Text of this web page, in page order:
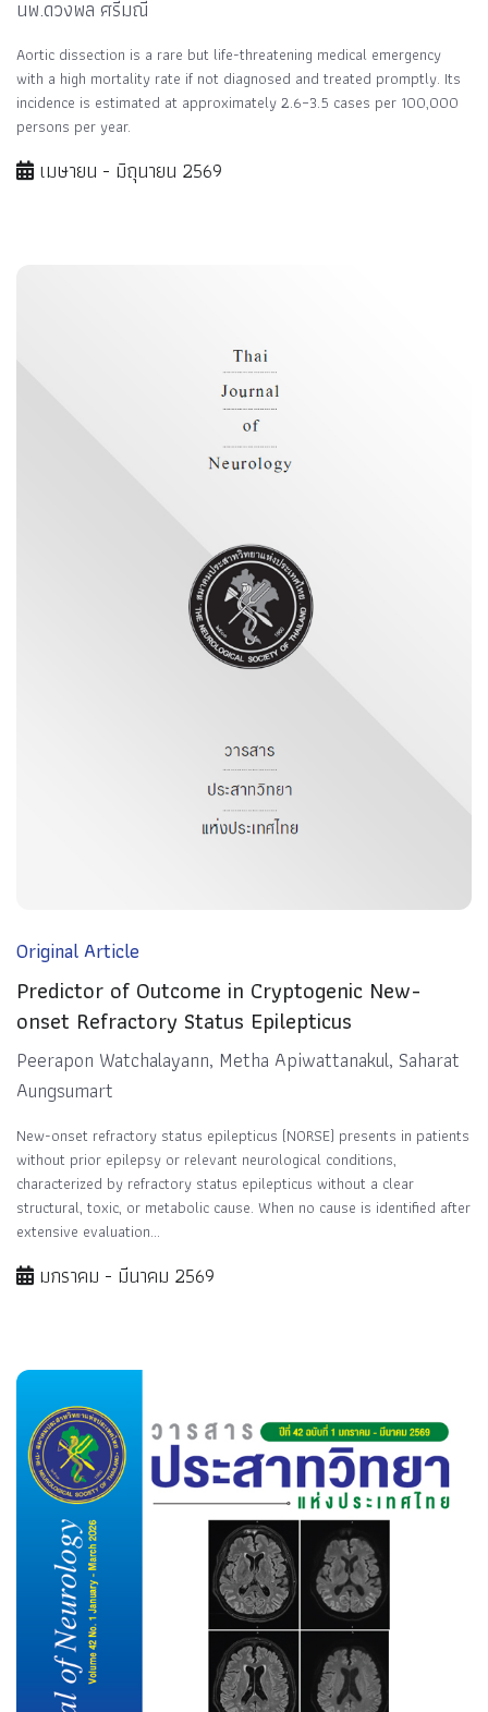
นพ.ดวงพล ศรีมณี
Aortic dissection is a rare but life-threatening medical emergency
with a high mortality rate if not diagnosed and treated promptly. Its
incidence is estimated at approximately 2.6–3.5 cases per 100,000
persons per year.
เมษายน - มิถุนายน 2569
Original Article
Predictor of Outcome in Cryptogenic New-
onset Refractory Status Epilepticus
Peerapon Watchalayann, Metha Apiwattanakul, Saharat
Aungsumart
New-onset refractory status epilepticus (NORSE) presents in patients
without prior epilepsy or relevant neurological conditions,
characterized by refractory status epilepticus without a clear
structural, toxic, or metabolic cause. When no cause is identified after
extensive evaluation...
มกราคม - มีนาคม 2569